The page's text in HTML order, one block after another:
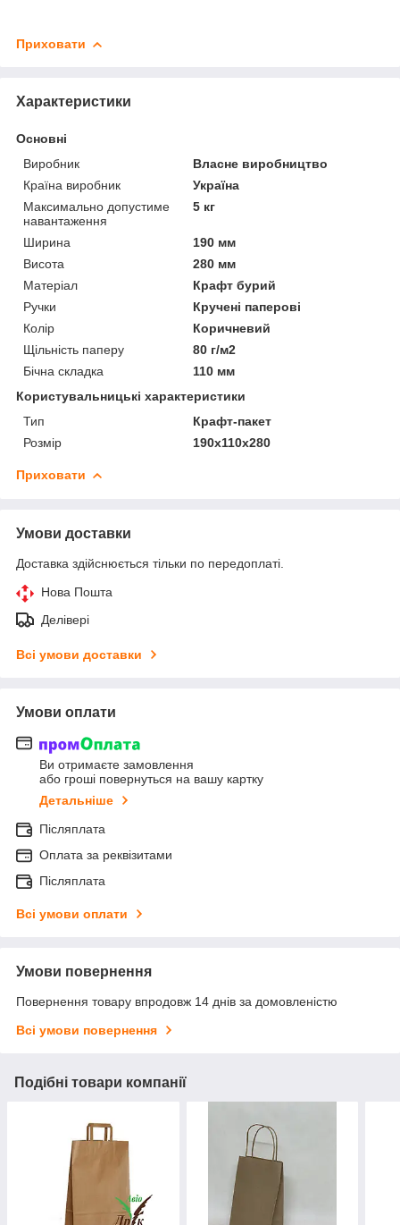
Приховати
Характеристики
Основні
Виробник
Власне виробництво
Країна виробник
Україна
Максимально допустиме
навантаження
5 кг
Ширина
190 мм
Висота
280 мм
Матеріал
Крафт бурий
Ручки
Кручені паперові
Колір
Коричневий
Щільність паперу
80 г/м2
Бічна складка
110 мм
Користувальницькі характеристики
Тип
Крафт-пакет
Розмір
190х110х280
Приховати
Умови доставки
Доставка здійснюється тільки по передоплаті.
Нова Пошта
Делівері
Всі умови доставки
Умови оплати
Ви отримаєте замовлення
або гроші повернуться на вашу картку
Детальніше
Післяплата
Оплата за реквізитами
Післяплата
Всі умови оплати
Умови повернення
Повернення товару впродовж 14 днів за домовленістю
Всі умови повернення
Подібні товари компанії